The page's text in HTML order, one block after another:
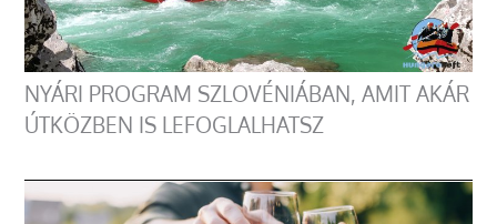
NYÁRI PROGRAM SZLOVÉNIÁBAN, AMIT AKÁR
ÚTKÖZBEN IS LEFOGLALHATSZ